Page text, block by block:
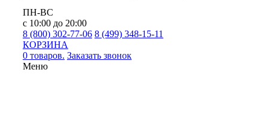
ПН-ВС
с 10:00 до 20:00
8 (800) 302-77-06 8 (499) 348-15-11
КОРЗИНА
0 товаров. Заказать звонок
Меню